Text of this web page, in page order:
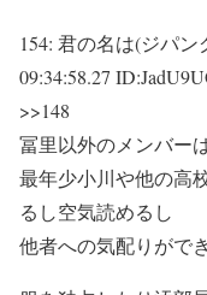
154: 君の名は(ジパン
09:34:58.27
>>148
冨里以外のメンバー
最年少小川や他の高
るし空気読めるし
他者への気配りがで